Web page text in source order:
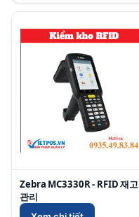
Zebra MC3330R - RFID 재고
관리